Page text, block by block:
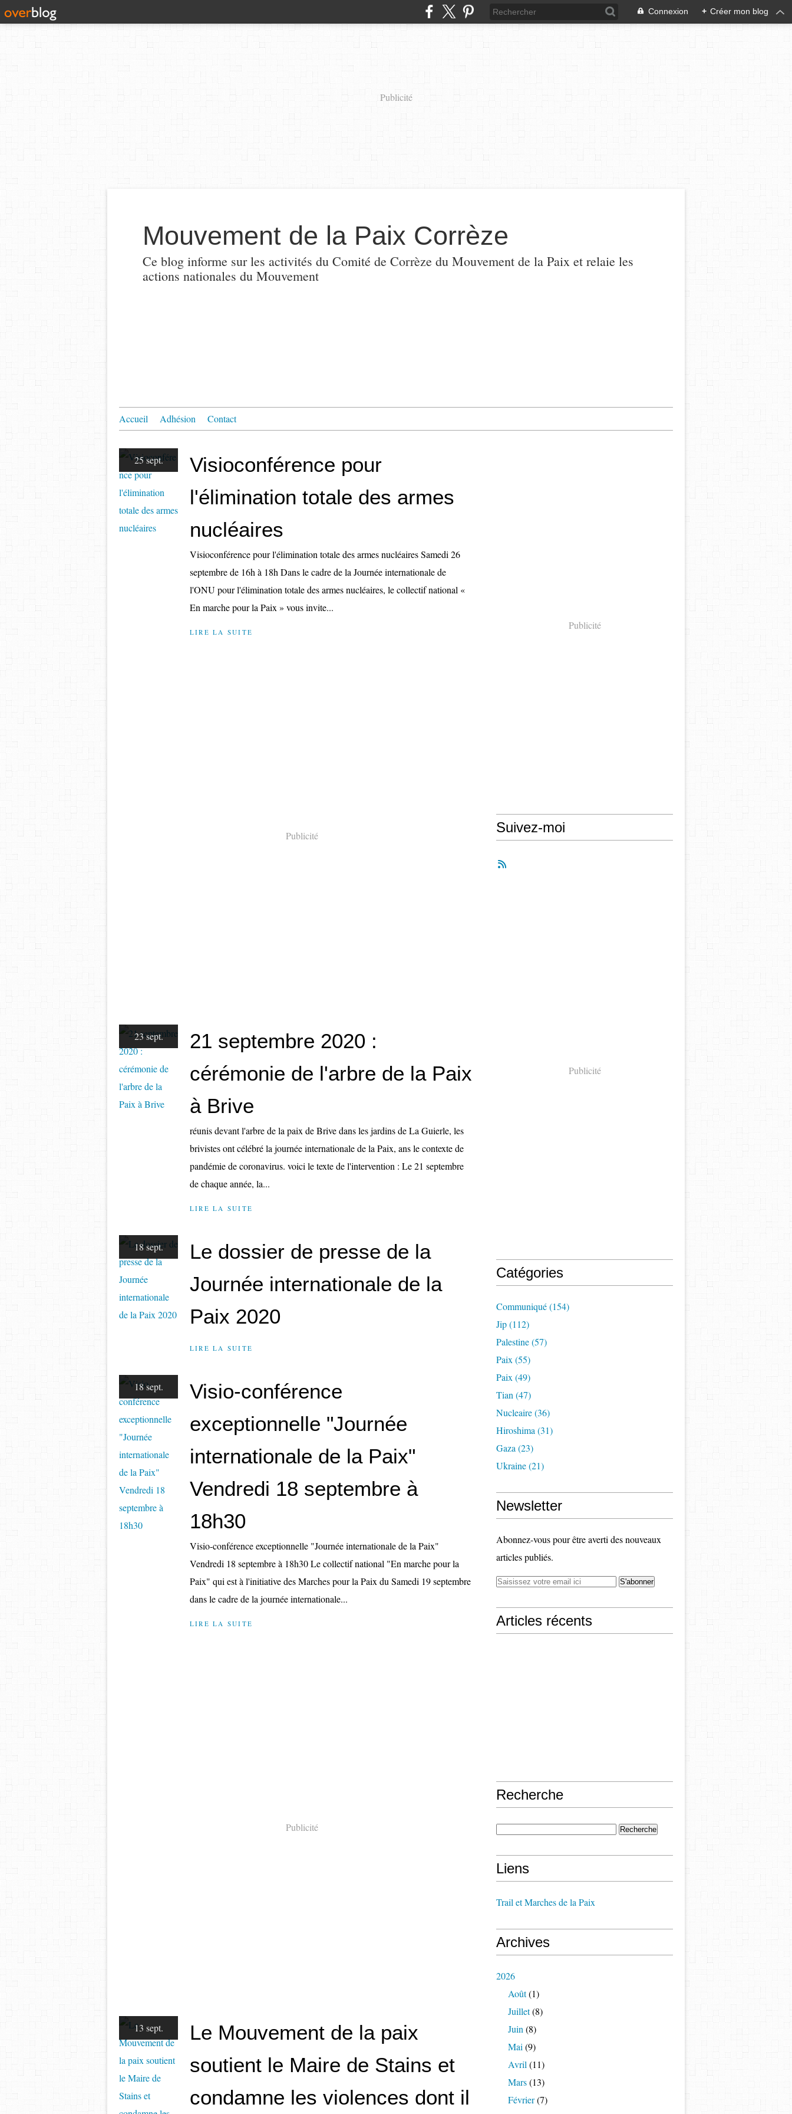
Connexion + Créer mon blog
Publicité
Mouvement de la Paix Corrèze
Ce blog informe sur les activités du Comité de Corrèze du Mouvement de la Paix et relaie les
actions nationales du Mouvement
Accueil Adhésion Contact
25 sept.
Visioconférence pour
l'élimination totale des armes
nucléaires
Visioconférence pour l'élimination totale des armes nucléaires Samedi 26
septembre de 16h à 18h Dans le cadre de la Journée internationale de
l'ONU pour l'élimination totale des armes nucléaires, le collectif national «
En marche pour la Paix » vous invite...
LIRE LA SUITE
Publicité
23 sept.
21 septembre 2020 :
cérémonie de l'arbre de la Paix
à Brive
réunis devant l'arbre de la paix de Brive dans les jardins de La Guierle, les
brivistes ont célébré la journée internationale de la Paix, ans le contexte de
pandémie de coronavirus. voici le texte de l'intervention : Le 21 septembre
de chaque année, la...
LIRE LA SUITE
18 sept.
Le dossier de presse de la
Journée internationale de la
Paix 2020
LIRE LA SUITE
18 sept.
Visio-conférence
exceptionnelle "Journée
internationale de la Paix"
Vendredi 18 septembre à
18h30
Visio-conférence exceptionnelle "Journée internationale de la Paix"
Vendredi 18 septembre à 18h30 Le collectif national "En marche pour la
Paix" qui est à l'initiative des Marches pour la Paix du Samedi 19 septembre
dans le cadre de la journée internationale...
LIRE LA SUITE
Publicité
13 sept.
Le Mouvement de la paix
soutient le Maire de Stains et
condamne les violences dont il
Publicité
Suivez-moi
Publicité
Catégories
Communiqué(154)
Jip(112)
Palestine(57)
Paix (55)
Paix (49)
Tian (47)
Nucleaire(36)
Hiroshima (31)
Gaza (23)
Ukraine(21)
Newsletter
Abonnez-vous pour être averti des nouveaux
articles publiés.
Articles récents
Recherche
Liens
Trail et Marches de la Paix
Archives
2026
Août(1)
Juillet(8)
Juin (8)
Mai (9)
Avril (11)
Mars(13)
Février(7)